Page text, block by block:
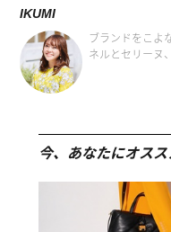
IKUMI
ブランドをこよ
ネルとセリーヌ
今、あなたにオスス